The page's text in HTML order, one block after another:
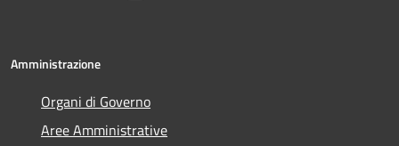
Amministrazione
Organi di Governo
Aree Amministrative